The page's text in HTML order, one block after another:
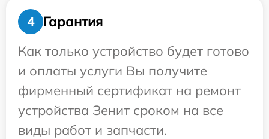
4
Гарантия
Как только устройство будет готово
и оплаты услуги Вы получите
фирменный сертификат на ремонт
устройства Зенит сроком на все
виды работ и запчасти.